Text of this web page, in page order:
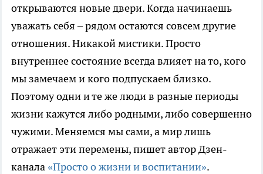
открываются новые двери. Когда начинаешь
уважать себя – рядом остаются совсем другие
отношения. Никакой мистики. Просто
внутреннее состояние всегда влияет на то, кого
мы замечаем и кого подпускаем близко.
Поэтому одни и те же люди в разные периоды
жизни кажутся либо родными, либо совершенно
чужими. Меняемся мы сами, а мир лишь
отражает эти перемены, пишет автор Дзен-
канала «Просто о жизни и воспитании».